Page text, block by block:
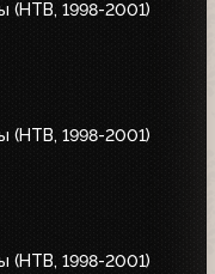
(НТВ, 1998-2001)
(НТВ, 1998-2001)
(НТВ, 1998-2001)